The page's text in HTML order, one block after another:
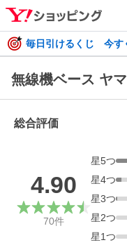
毎日引けるくじ 今す
無線機ベース ヤ
総合評価
4.90
70件
星5つ
星4つ
星3つ
星2つ
星1つ